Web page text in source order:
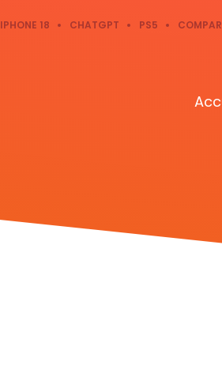
IPHONE 18 CHATGPT PS5